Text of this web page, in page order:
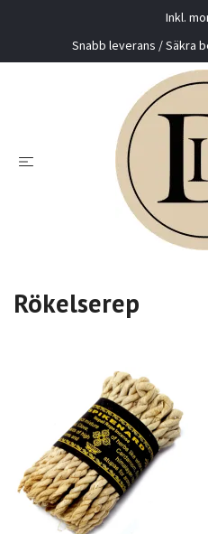
Inkl.
Snabb leverans / Säkra
Rökelserep